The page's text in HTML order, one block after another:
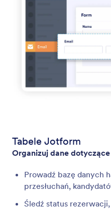
Tabele Jotform
Organizuj dane
Prowadź bazę danych
przesłuchań,
Śledź status